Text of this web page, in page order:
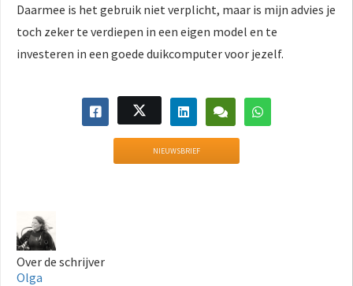
Daarmee is het gebruik niet verplicht, maar is mijn advies je
toch zeker te verdiepen in een eigen model en te
investeren in een goede duikcomputer voor jezelf.
NIEUWSBRIEF
Over de schrijver
Olga